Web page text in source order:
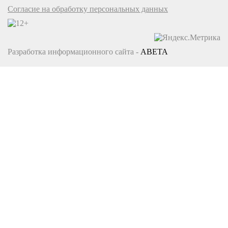
Согласие на обработку персональных данных
Разработка информационного сайта - ABETA